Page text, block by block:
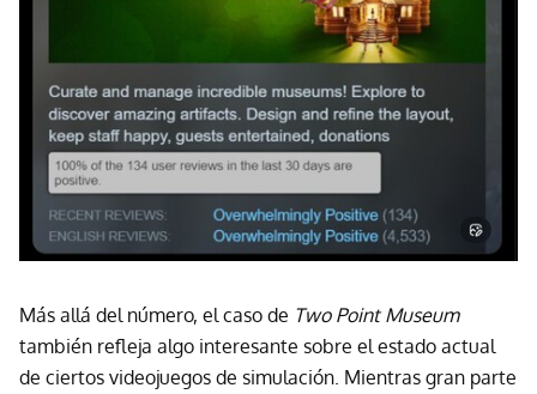
Más allá del número, el caso de Two Point Museum
también refleja algo interesante sobre el estado actual
de ciertos videojuegos de simulación. Mientras gran parte